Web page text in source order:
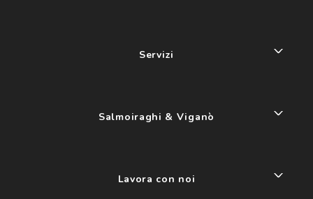
Servizi
Salmoiraghi & Viganò
Lavora con noi